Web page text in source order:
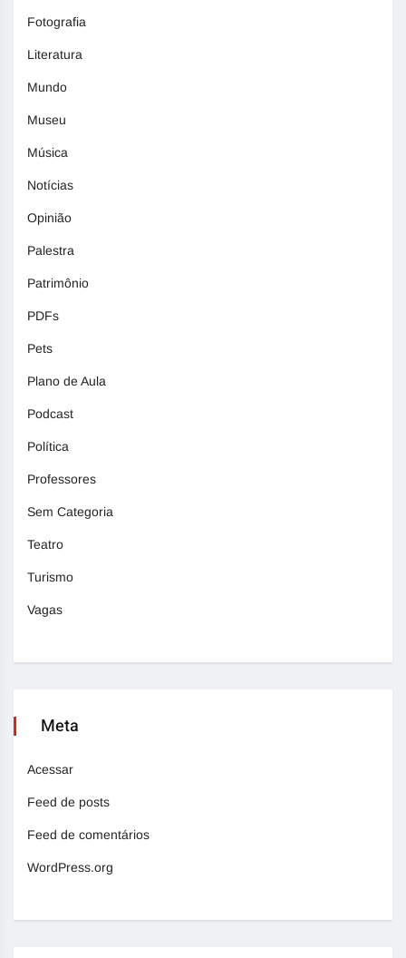
Fotografia
Literatura
Mundo
Museu
Música
Notícias
Opinião
Palestra
Patrimônio
PDFs
Pets
Plano de Aula
Podcast
Política
Professores
Sem Categoria
Teatro
Turismo
Vagas
Meta
Acessar
Feed de posts
Feed de comentários
WordPress.org